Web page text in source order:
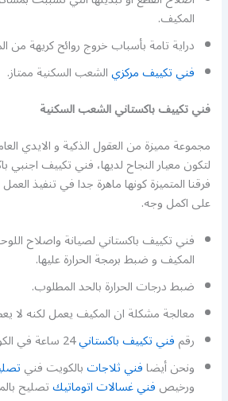
المكيف.
دراية تامة بأسباب خروج روائح كريهة من
فني تكييف مركزيالشعب السكنية ممتاز.
فني تكييف باكستاني الشعب السكنية
مجموعة مميزة من العقول الذكية و الايدي
لتكون معيار النجاح لديها، فني تكييف
فرقنا المتميزة كونها ماهرة جدا في تنفيذ
على اكمل وجه.
فني تكييف باكستاني لصيانة واصلاح
المكيف و ضبط برمجة الحرارة عليها.
ضبط درجات الحرارة بالحد المطلوب.
معالجة مشكلة ان المكيف يعمل لكنه لا
رقمفني تكييف باكستاني24 ساعة في الكويت
ونحن أيضافني ثلاجاتبالكويت فني
ورخيصفني غسالات اتوماتيكتصليح